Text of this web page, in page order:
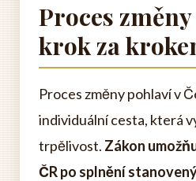
Proces
krok za
Proces změny pohlaví v
individuální cesta, která
trpělivost. Zákon
ČR po splnění